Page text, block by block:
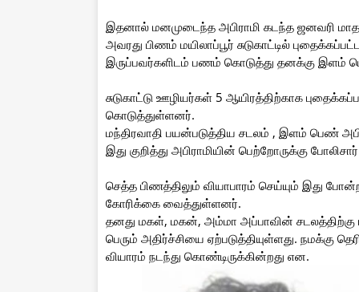
இதனால் மனமுடைந்த அபிராமி கடந்த ஜனவரி
அவரது பிணம் மயிலாப்பூர் சுடுகாட்டில்
இருப்பவர்களிடம் பணம் கொடுத்து தனக்கு
சுடுகாட்டு ஊழியர்கள் 5 ஆயிரத்திற்காக
கொடுத்துள்ளனர்.
மந்திரவாதி பயன்படுத்திய சடலம் , இளம் பெண்
இது குறித்து அபிராமியின் பெற்றோருக்கு
செத்த பிணத்திலும் வியாபாரம் செய்யும் இது
கோரிக்கை வைத்துள்ளனர்.
தனது மகள், மகன், அம்மா அப்பாவின் சடலத்திற்கு
பெரும் அதிர்ச்சியை ஏற்படுத்தியுள்ளது. நமக்கு
வியாரம் நடந்து கொண்டிருக்கின்றது என.